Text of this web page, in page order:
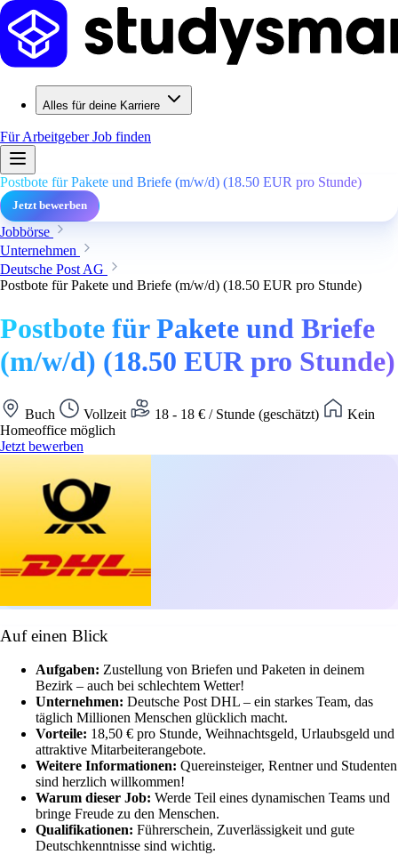
Alles für deine Karriere
Für ArbeitgeberJob finden
Postbote für Pakete und Briefe (m/w/d) (18.50 EUR pro Stunde)
Jetzt bewerben
Jobbörse
Unternehmen
Deutsche Post AG
Postbote für Pakete und Briefe (m/w/d) (18.50 EUR pro Stunde)
Postbote für Pakete und Briefe
(m/w/d) (18.50 EUR pro Stunde)
Buch Vollzeit 18 - 18 € / Stunde (geschätzt)
Kein
Homeoffice möglich
Jetzt bewerben
Auf einen Blick
Aufgaben: Zustellung von Briefen und Paketen in deinem
Bezirk – auch bei schlechtem Wetter!
Unternehmen: Deutsche Post DHL – ein starkes Team, das
täglich Millionen Menschen glücklich macht.
Vorteile: 18,50 € pro Stunde, Weihnachtsgeld, Urlaubsgeld und
attraktive Mitarbeiterangebote.
Weitere Informationen: Quereinsteiger, Rentner und Studenten
sind herzlich willkommen!
Warum dieser Job: Werde Teil eines dynamischen Teams und
bringe Freude zu den Menschen.
Qualifikationen: Führerschein, Zuverlässigkeit und gute
Deutschkenntnisse sind wichtig.